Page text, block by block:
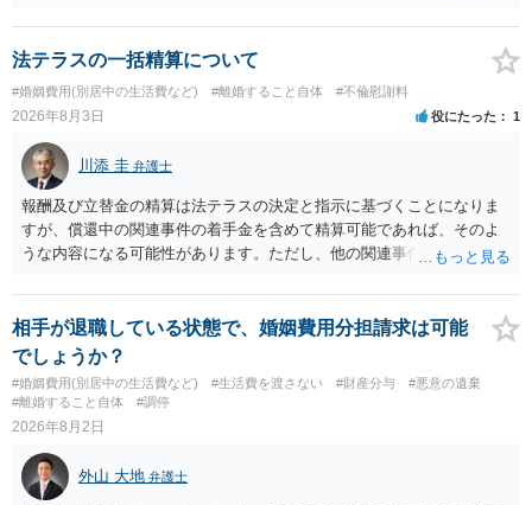
は調停が成立するということはないため，相手が合意するメリットを
だしてでも調停で終わらせるよう努めるのか，裁判離婚を見据えて調
停での離婚に固執しないかいずれかの対応は必要となるかと思われま
す。 お一人で対応するのは難しい側面もありますので弁護士を立てる
ことを検討されると良いかと思われます。
法テラスの一括精算について
#婚姻費用(別居中の生活費など) #離婚すること自体 #不倫慰謝料
2026年8月3日 役にたった 1
川添 圭 弁護士
報酬及び立替金の精算は法テラスの決定と指示に基づくことになりま
すが、償還中の関連事件の着手金を含めて精算可能であれば、そのよ
うな内容になる可能性があります。ただし、他の関連事件でも相手方
情によって対応が違いますので、法テラスへお尋ねいただいた方が確
実です。
相手が退職している状態で、婚姻費用分担請求は可能
でしょうか？
#婚姻費用(別居中の生活費など) #生活費を渡さない #財産分与
#悪意の遺棄
#離婚すること自体
#調停
2026年8月2日
外山 大地 弁護士